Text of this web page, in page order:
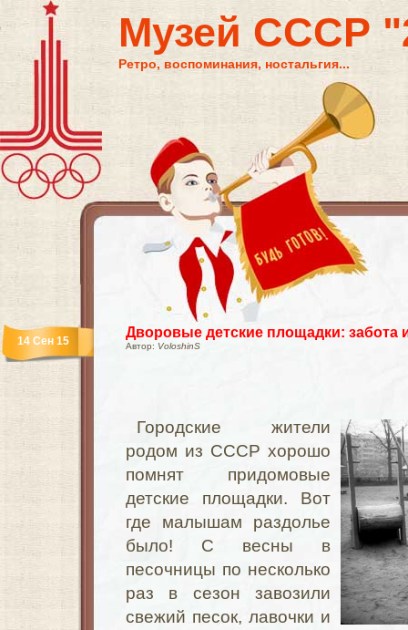
Музей СССР
Ретро, воспоминания, ностальгия...
Дворовые детские площадки: забота
Автор: VoloshinS
14 Сен 15
Городские жители
родом из СССР хорошо
помнят придомовые
детские площадки. Вот
где малышам раздолье
было! С весны в
песочницы по несколько
раз в сезон завозили
свежий песок, лавочки и